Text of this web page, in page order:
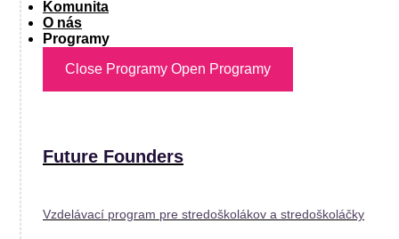
Komunita
O nás
Programy
Close Programy Open Programy
Future Founders
Vzdelávací program pre stredoškolákov a stredoškoláčky